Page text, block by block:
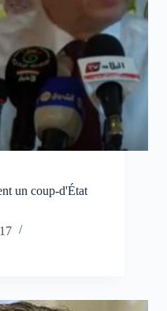
un coup-d'État